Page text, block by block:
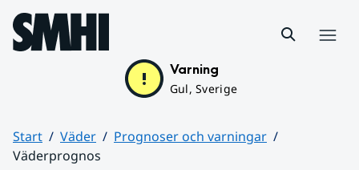
Hoppa till sidans innehåll
Varning
Gul, Sverige
Start Väder
Prognoser och varningar
Väderprognos